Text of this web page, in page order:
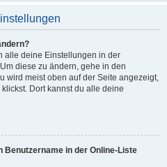
alle deine Einstellungen in der
diese zu ändern, gehe in den
wird meist oben auf der Seite angezeigt,
Dort kannst du alle deine
Benutzername in der Online-Liste